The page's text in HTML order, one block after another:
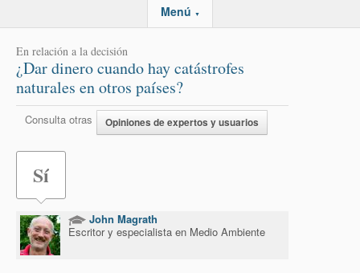
Menú ▼
En relación a la decisión
¿Dar dinero cuando hay catástrofes
naturales en otros países?
Consulta otras Opiniones de expertos y usuarios
Sí
John Magrath
Escritor y especialista en Medio Ambiente